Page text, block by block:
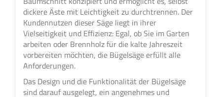
dickere Äste mit Leichtigkeit zu durchtrennen. Der
Kundennutzen dieser Säge liegt in ihrer
Vielseitigkeit und Effizienz: Egal, ob Sie im Garten
arbeiten oder Brennholz für die kalte Jahreszeit
vorbereiten möchten, die Bügelsäge erfüllt alle
Anforderungen.
Das Design und die Funktionalität der Bügelsäge
sind darauf ausgelegt, ein angenehmes und